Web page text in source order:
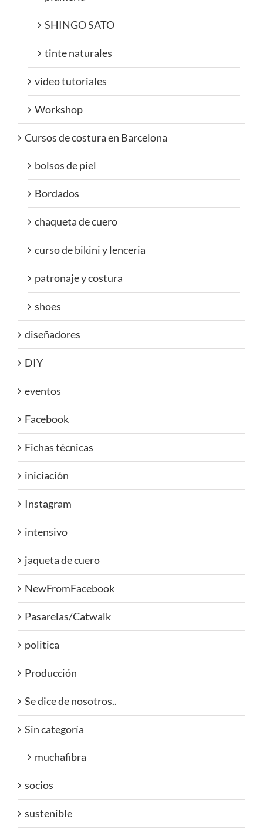
SHINGO SATO
tinte naturales
video tutoriales
Workshop
Cursos de costura en Barcelona
bolsos de piel
Bordados
chaqueta de cuero
curso de bikini y lenceria
patronaje y costura
shoes
diseñadores
DIY
eventos
Facebook
Fichas técnicas
iniciación
Instagram
intensivo
jaqueta de cuero
NewFromFacebook
Pasarelas/Catwalk
politica
Producción
Se dice de nosotros..
Sin categoría
muchafibra
socios
sustenible